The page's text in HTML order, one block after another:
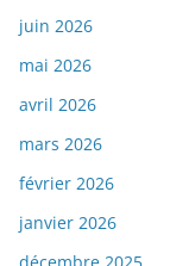
juin 2026
mai 2026
avril 2026
mars 2026
février 2026
janvier 2026